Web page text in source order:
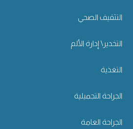
التثقيف الصحي
التخدير\ إدارة الألم
التغذية
الجراحة التجميلية
الجراحة العامة